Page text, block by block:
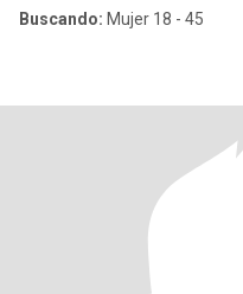
Buscando: Mujer 18 - 45